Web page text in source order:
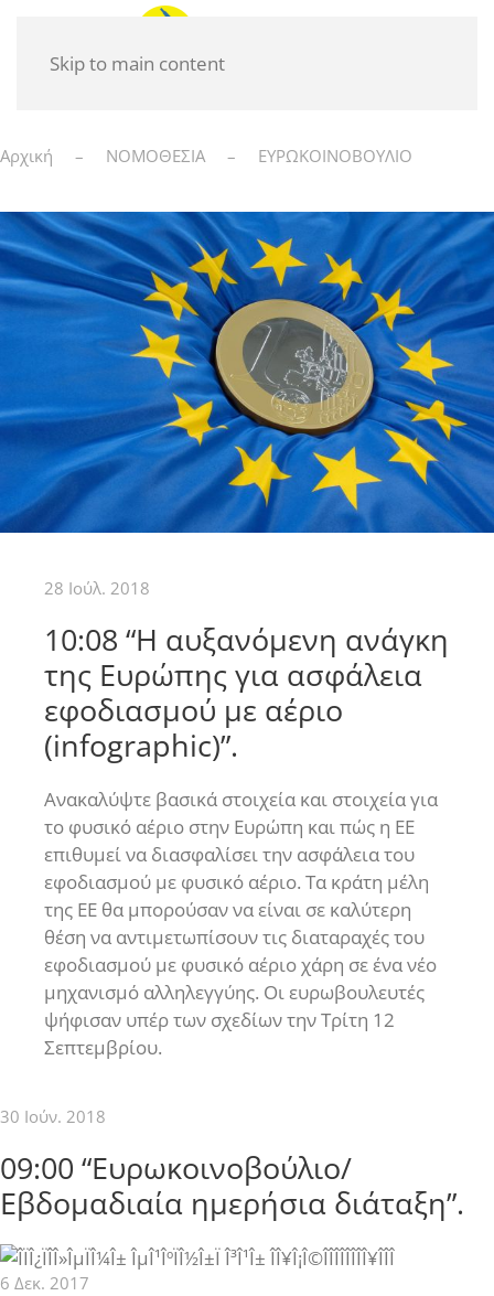
Skip to main content
Αρχική ΝΟΜΟΘΕΣΙΑ ΕΥΡΩΚΟΙΝΟΒΟΥΛΙΟ
28 Ιούλ. 2018
10:08 “Η αυξανόμενη ανάγκη
της Ευρώπης για ασφάλεια
εφοδιασμού με αέριο
(infographic)”.
Ανακαλύψτε βασικά στοιχεία και στοιχεία για
το φυσικό αέριο στην Ευρώπη και πώς η ΕΕ
επιθυμεί να διασφαλίσει την ασφάλεια του
εφοδιασμού με φυσικό αέριο. Τα κράτη μέλη
της ΕΕ θα μπορούσαν να είναι σε καλύτερη
θέση να αντιμετωπίσουν τις διαταραχές του
εφοδιασμού με φυσικό αέριο χάρη σε ένα νέο
μηχανισμό αλληλεγγύης. Οι ευρωβουλευτές
ψήφισαν υπέρ των σχεδίων την Τρίτη 12
Σεπτεμβρίου.
30 Ιούν. 2018
09:00 “Ευρωκοινοβούλιο/
Εβδομαδιαία ημερήσια διάταξη”.
6 Δεκ. 2017